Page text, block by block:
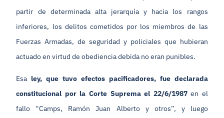
partir de determinada alta jerarquía y hacia los rangos
inferiores, los delitos cometidos por los miembros de las
Fuerzas Armadas, de seguridad y policiales que hubieran
actuado en virtud de obediencia debida no eran punibles.
Esa ley, que tuvo efectos pacificadores, fue declarada
constitucional por la Corte Suprema el 22/6/1987en el
fallo “Camps, Ramón Juan Alberto y otros”, y luego